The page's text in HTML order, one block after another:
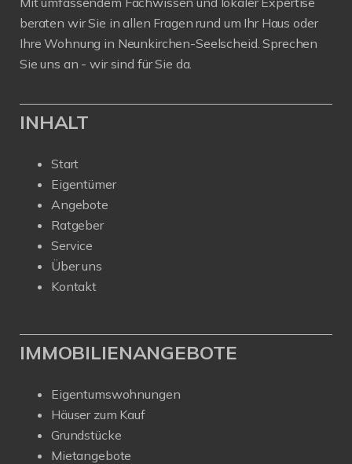
beraten wir Sie in allen Fragen rund um Ihr Haus oder
Ihre Wohnung in Neunkirchen-Seelscheid. Sprechen
Sie uns an - wir sind für Sie da.
INHALT
Start
Eigentümer
Angebote
Ratgeber
Service
Über uns
Kontakt
IMMOBILIENANGEBOTE
Eigentumswohnungen
Häuser zum Kauf
Grundstücke
Mietangebote